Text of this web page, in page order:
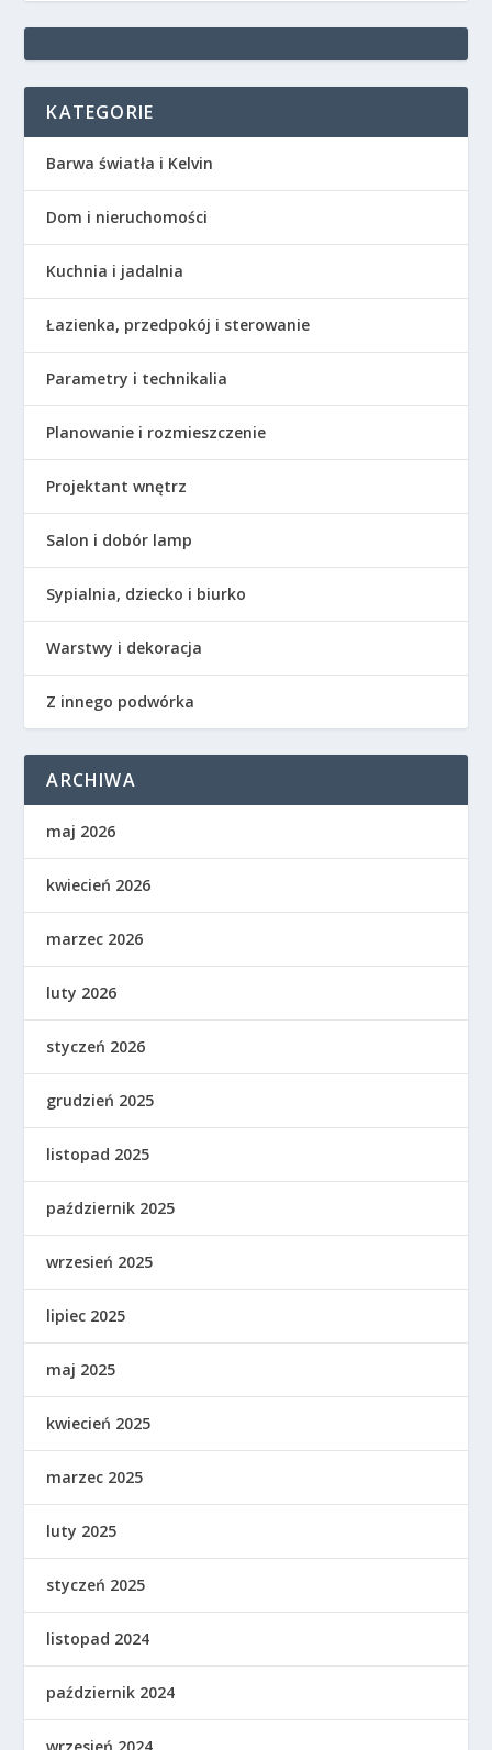
KATEGORIE
Barwa światła i Kelvin
Dom i nieruchomości
Kuchnia i jadalnia
Łazienka, przedpokój i sterowanie
Parametry i technikalia
Planowanie i rozmieszczenie
Projektant wnętrz
Salon i dobór lamp
Sypialnia, dziecko i biurko
Warstwy i dekoracja
Z innego podwórka
ARCHIWA
maj 2026
kwiecień 2026
marzec 2026
luty 2026
styczeń 2026
grudzień 2025
listopad 2025
październik 2025
wrzesień 2025
lipiec 2025
maj 2025
kwiecień 2025
marzec 2025
luty 2025
styczeń 2025
listopad 2024
październik 2024